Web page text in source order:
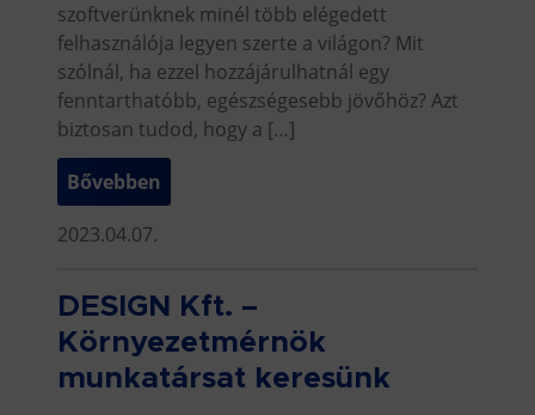
szoftverünknek minél több elégedett
felhasználója legyen szerte a világon? Mit
szólnál, ha ezzel hozzájárulhatnál egy
fenntarthatóbb, egészségesebb jövőhöz? Azt
biztosan tudod, hogy a […]
Bővebben
2023.04.07.
DESIGN Kft. –
Környezetmérnök
munkatársat keresünk